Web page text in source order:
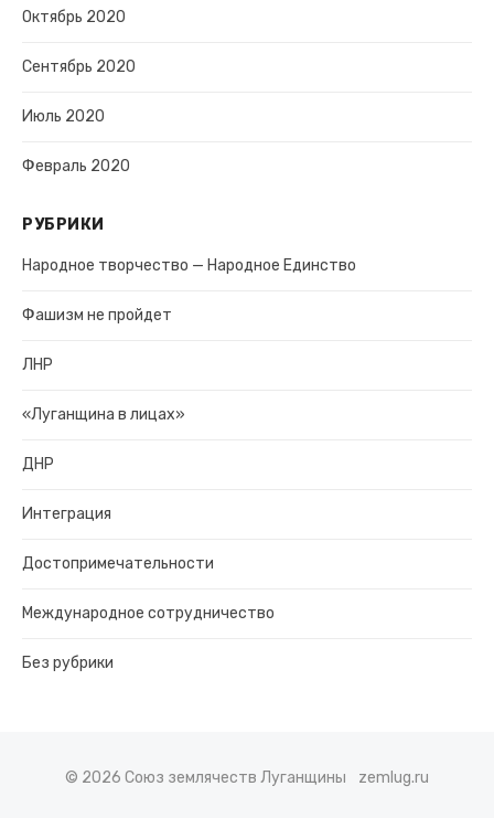
Октябрь 2020
Сентябрь 2020
Июль 2020
Февраль 2020
РУБРИКИ
Народное творчество — Народное Единство
Фашизм не пройдет
ЛНР
«Луганщина в лицах»
ДНР
Интеграция
Достопримечательности
Международное сотрудничество
Без рубрики
© 2026 Союз землячеств Луганщины zemlug.ru